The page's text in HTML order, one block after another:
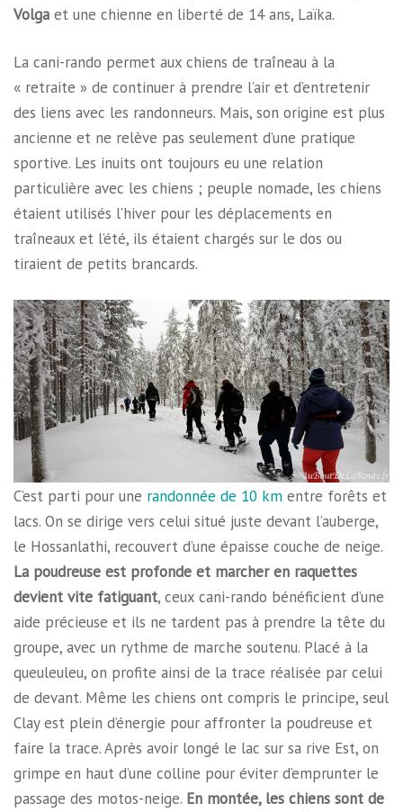
Volga et une chienne en liberté de 14 ans, Laïka.
La cani-rando permet aux chiens de traîneau à la
« retraite » de continuer à prendre l’air et d’entretenir
des liens avec les randonneurs. Mais, son origine est plus
ancienne et ne relève pas seulement d’une pratique
sportive. Les inuits ont toujours eu une relation
particulière avec les chiens ; peuple nomade, les chiens
étaient utilisés l’hiver pour les déplacements en
traîneaux et l’été, ils étaient chargés sur le dos ou
tiraient de petits brancards.
C’est parti pour une randonnée de 10 km entre forêts et
lacs. On se dirige vers celui situé juste devant l’auberge,
le Hossanlathi, recouvert d’une épaisse couche de neige.
La poudreuse est profonde et marcher en raquettes
devient vite fatiguant, ceux cani-rando bénéficient d’une
aide précieuse et ils ne tardent pas à prendre la tête du
groupe, avec un rythme de marche soutenu. Placé à la
queuleuleu, on profite ainsi de la trace réalisée par celui
de devant. Même les chiens ont compris le principe, seul
Clay est plein d’énergie pour affronter la poudreuse et
faire la trace. Après avoir longé le lac sur sa rive Est, on
grimpe en haut d’une colline pour éviter d’emprunter le
passage des motos-neige. En montée, les chiens sont de